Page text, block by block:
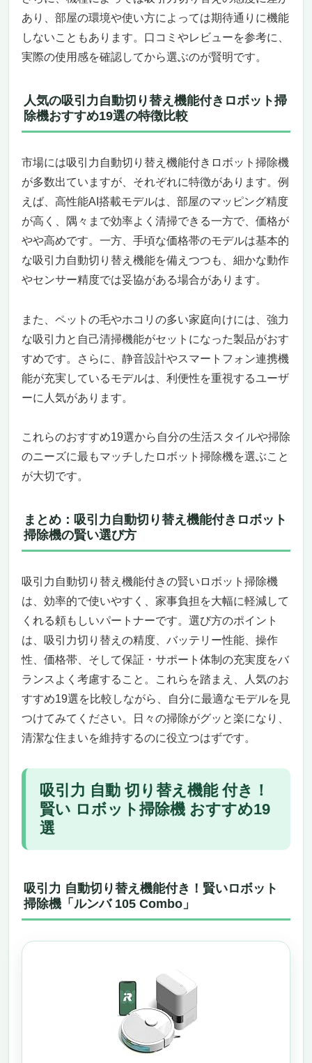
ルンバ（Roomba）205 DustCompactor
Combo ロボット掃除機（吸引力自動切り替え
機能付き！賢いロボット掃除機）
進化した吸引力自動切り替え機能で場所に応
業界初の機械式ゴミ圧縮機能で最大60日間ゴ
ミ捨て不要
LiDARナビゲーションとスマートマッピング
水拭き機能とモップ掛けが同時にできる2in1
仕様
かんたん操作と音声アシスタント対応で誰で
も使いやすい
こんなニーズの人におすすめ：忙しくても手
間なく効率的に床掃除したい方
こんなニーズの人にはおすすめできない：大
吸引力自動切り替え機能付き！賢いロボット掃
除機おすすめ19選「roborock S7 Max Ultra」
圧倒的な5500Pa強力吸引とスマートな自動
切り替え機能で床もカーペットも完璧に清掃
全自動クリーニングドック搭載でモップの洗
先進のLiDARナビゲーションと3Dマッピング
で最適ルートを自動計算
除機「SwitchBot ロボット掃除機 K10+」
コンパクトでパワフル、狭い場所も隅々まで
清掃
使い心地
90日間自動ゴミ収集＆水拭き機能でお手入れ
簡単
便利なスマート機能で生活にフィット
こんなニーズのある人におすすめ
こんなニーズのある人にはおすすめできない
吸引力自動切り替え機能付き！賢いロボット掃
除機おすすめ19選「TP-Link Tapo RV20 Max
超薄型8.3cm設計で家具の下もスイスイお掃
MagSlim LiDARナビで高精度マッピング＆最
適ルート清掃
吸引力自動切り替えでカーペットもパワフル
水拭きモード搭載＆カーペット回避機能で床
自動ゴミ収集機＋大容量3L紙パックで面倒な
ゴミ捨て激減
音声操作＆スマホアプリ対応で使い勝手抜群
こんなニーズの人におすすめ
吸引力 自動 切り替え機能 付き！賢いロボット
掃除機おすすめ19選「Anker Eufy Robot
Vacuum 3-in-1 E20」
3つの形態で暮らしに合わせた多機能掃除を
あり、部屋の環境や使い方によっては期待通りに機能
しないこともあります。口コミやレビューを参考に、
実際の使用感を確認してから選ぶのが賢明です。
人気の吸引力自動切り替え機能付きロボット掃
除機おすすめ19選の特徴比較
市場には吸引力自動切り替え機能付きロボット掃除機
が多数出ていますが、それぞれに特徴があります。例
えば、高性能AI搭載モデルは、部屋のマッピング精度
が高く、隅々まで効率よく清掃できる一方で、価格が
やや高めです。一方、手頃な価格帯のモデルは基本的
な吸引力自動切り替え機能を備えつつも、細かな動作
やセンサー精度では妥協がある場合があります。
また、ペットの毛やホコリの多い家庭向けには、強力
な吸引力と自己清掃機能がセットになった製品がおす
すめです。さらに、静音設計やスマートフォン連携機
能が充実しているモデルは、利便性を重視するユーザ
ーに人気があります。
これらのおすすめ19選から自分の生活スタイルや掃除
のニーズに最もマッチしたロボット掃除機を選ぶこと
が大切です。
まとめ：吸引力自動切り替え機能付きロボット
掃除機の賢い選び方
吸引力自動切り替え機能付きの賢いロボット掃除機
は、効率的で使いやすく、家事負担を大幅に軽減して
くれる頼もしいパートナーです。選び方のポイント
は、吸引力切り替えの精度、バッテリー性能、操作
性、価格帯、そして保証・サポート体制の充実度をバ
ランスよく考慮すること。これらを踏まえ、人気のお
すすめ19選を比較しながら、自分に最適なモデルを見
つけてみてください。日々の掃除がグッと楽になり、
清潔な住まいを維持するのに役立つはずです。
吸引力 自動 切り替え機能 付き！
賢い ロボット掃除機 おすすめ19
選
吸引力 自動切り替え機能付き！賢いロボット
掃除機「ルンバ 105 Combo」